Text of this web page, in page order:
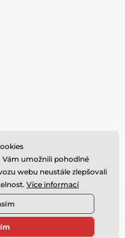
vytvořila SIMPLIA.cz
Vám umožnili pohodlné
webu neustále zlepšovali
Více informací